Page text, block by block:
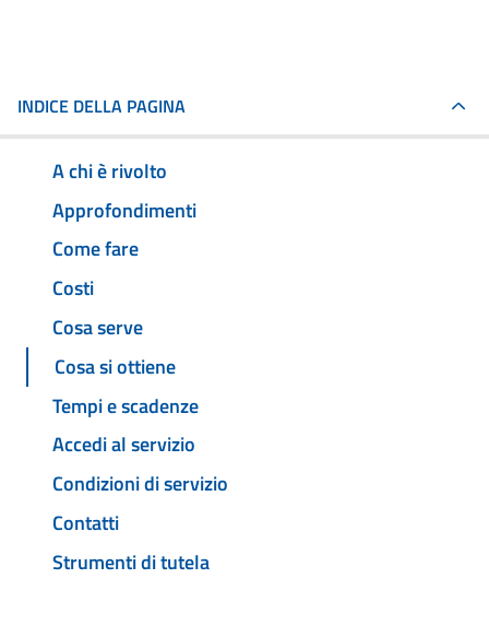
INDICE DELLA PAGINA
A chi è rivolto
Approfondimenti
Come fare
Costi
Cosa serve
Cosa si ottiene
Tempi e scadenze
Accedi al servizio
Condizioni di servizio
Contatti
Strumenti di tutela